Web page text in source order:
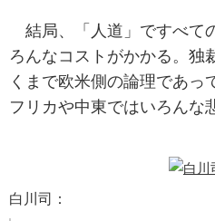
結局、「人道」ですべて
ろんなコストがかかる。独
くまで欧米側の論理であっ
フリカや中東ではいろんな
白川司：